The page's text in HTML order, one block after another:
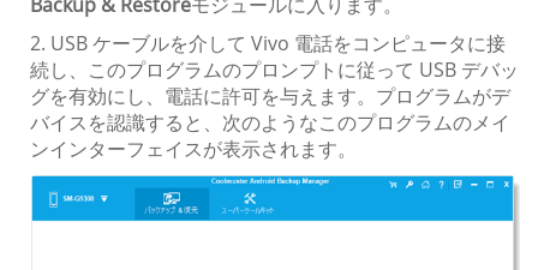
2. USB ケーブルを介して Vivo 電話をコンピュータに接
続し、このプログラムのプロンプトに従って USB デバッ
グを有効にし、電話に許可を与えます。プログラムがデ
バイスを認識すると、次のようなこのプログラムのメイ
ンインターフェイスが表示されます。